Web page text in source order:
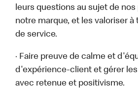
leurs questions au sujet de
notre marque, et les valoriser à
de service.
· Faire preuve de calme et
d'expérience-client et gérer
avec retenue et positivisme.